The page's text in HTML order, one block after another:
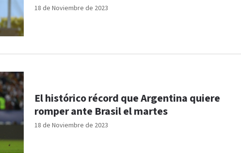
18 de Noviembre de 2023
18 de Noviembre de 2023
El histórico récord que Argentina quiere
romper ante Brasil el martes